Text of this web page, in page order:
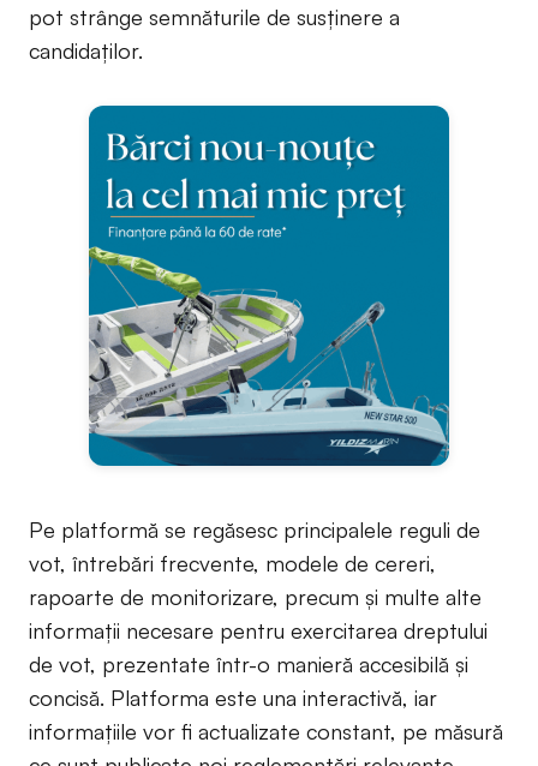
pot strânge semnăturile de susținere a
candidaților.
Pe platformă se regăsesc principalele reguli de
vot, întrebări frecvente, modele de cereri,
rapoarte de monitorizare, precum și multe alte
informații necesare pentru exercitarea dreptului
de vot, prezentate într-o manieră accesibilă și
concisă. Platforma este una interactivă, iar
informațiile vor fi actualizate constant, pe măsură